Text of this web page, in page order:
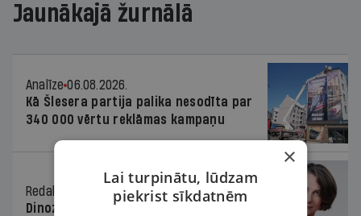
Jaunākajā žurnālā
Analīze 06.08.2026.
Kā Šlesera partija palika nesodīta par
340 000 vērtu reklāmas kampaņu
Redaktores sleja 06.08.2026.
Dinozaura triks
×
Lai turpinātu, lūdzam
piekrist sīkdatnēm